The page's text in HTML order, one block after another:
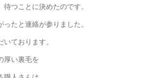
つことに決めたのです。
たと連絡が参りました。
ております。
厚い裏毛を